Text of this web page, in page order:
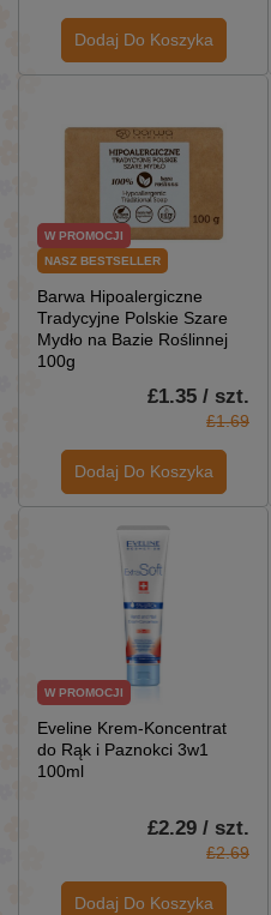
Dodaj Do Koszyka
W PROMOCJI
NASZ BESTSELLER
Barwa Hipoalergiczne
Tradycyjne Polskie Szare
Mydło na Bazie Roślinnej
100g
£1.35 / szt.
£1.69
Dodaj Do Koszyka
W PROMOCJI
Eveline Krem-Koncentrat
do Rąk i Paznokci 3w1
100ml
£2.29 / szt.
£2.69
Dodaj Do Koszyka